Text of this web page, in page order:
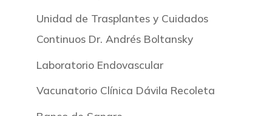
Unidad de Trasplantes y Cuidados
Continuos Dr. Andrés Boltansky
Laboratorio Endovascular
Vacunatorio Clínica Dávila Recoleta